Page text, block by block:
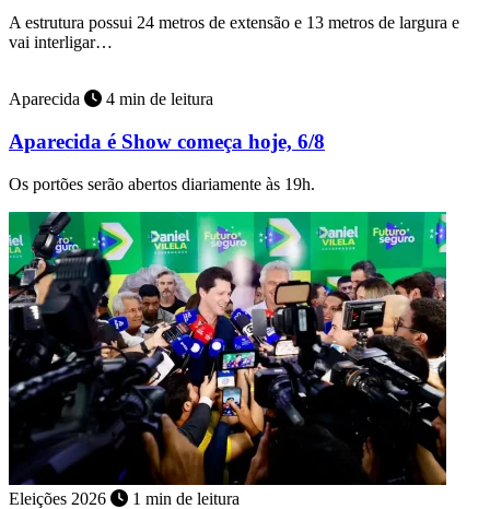
A estrutura possui 24 metros de extensão e 13 metros de largura e
vai interligar…
Aparecida 4 min de leitura
Aparecida é Show começa hoje, 6/8
Os portões serão abertos diariamente às 19h.
Eleições 2026 1 min de leitura